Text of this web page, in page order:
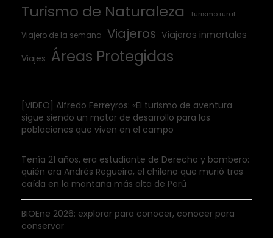
Turismo de Naturaleza Turismo rural
Viajero de la semana Viajeros Viajeros inmortales
Viajes Áreas Protegidas
[VIDEO] Alfredo Ferreyros: «El turismo de aventura
sigue siendo un motor de desarrollo para las
poblaciones que viven en el campo
Tenía 21 años, era estudiante de Derecho y bombero:
quién era Andrés Regueira, el chileno que murió tras
caída en la montaña más alta de Perú
BIOEne 2026: explorar para conocer, conocer para
conservar